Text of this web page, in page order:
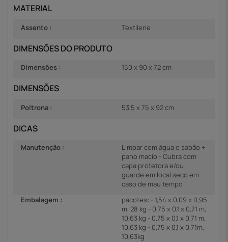
MATERIAL
Assento : Textilene
DIMENSÕES DO PRODUTO
Dimensões : 150 x 90 x 72 cm
DIMENSÕES
Poltrona : 53,5 x 75 x 92 cm
DICAS
Manutenção :
Limpar com água e sabão +
pano macio - Cubra com
capa protetora e/ou
guarde em local seco em
caso de mau tempo
Embalagem :
pacotes: - 1,54 x 0,09 x 0,95
m, 28 kg - 0,75 x 0,1 x 0,71 m,
10,63 kg - 0,75 x 0,1 x 0,71 m,
10,63 kg - 0,75 x 0,1 x 0,71m,
10,63kg